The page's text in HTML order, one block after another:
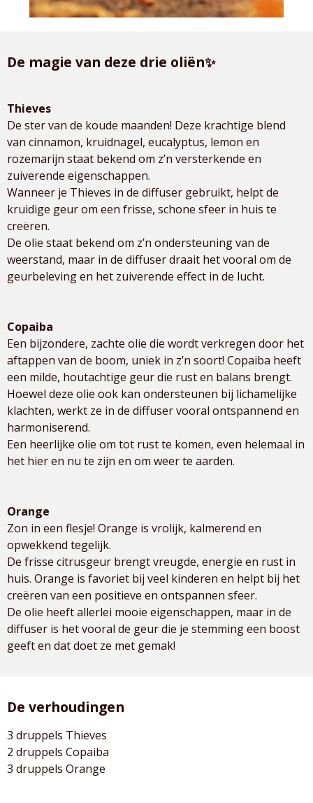
De magie van deze drie oliën✨
Thieves
De ster van de koude maanden! Deze krachtige blend
van cinnamon, kruidnagel, eucalyptus, lemon en
rozemarijn staat bekend om z’n versterkende en
zuiverende eigenschappen.
Wanneer je Thieves in de diffuser gebruikt, helpt de
kruidige geur om een frisse, schone sfeer in huis te
creëren.
De olie staat bekend om z’n ondersteuning van de
weerstand, maar in de diffuser draait het vooral om de
geurbeleving en het zuiverende effect in de lucht.
Copaiba
Een bijzondere, zachte olie die wordt verkregen door het
aftappen van de boom, uniek in z’n soort! Copaiba heeft
een milde, houtachtige geur die rust en balans brengt.
Hoewel deze olie ook kan ondersteunen bij lichamelijke
klachten, werkt ze in de diffuser vooral ontspannend en
harmoniserend.
Een heerlijke olie om tot rust te komen, even helemaal in
het hier en nu te zijn en om weer te aarden.
Orange
Zon in een flesje! Orange is vrolijk, kalmerend en
opwekkend tegelijk.
De frisse citrusgeur brengt vreugde, energie en rust in
huis. Orange is favoriet bij veel kinderen en helpt bij het
creëren van een positieve en ontspannen sfeer.
De olie heeft allerlei mooie eigenschappen, maar in de
diffuser is het vooral de geur die je stemming een boost
geeft en dat doet ze met gemak!
De verhoudingen
3 druppels Thieves
2 druppels Copaiba
3 druppels Orange